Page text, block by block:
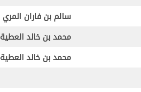
سالم بن فاران المري
محمد بن خالد العطية
محمد بن خالد العطية